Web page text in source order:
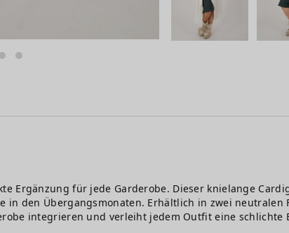
Ergänzung für jede Garderobe. Dieser knielange
in den Übergangsmonaten. Erhältlich in zwei
integrieren und verleiht jedem Outfit eine schlichte